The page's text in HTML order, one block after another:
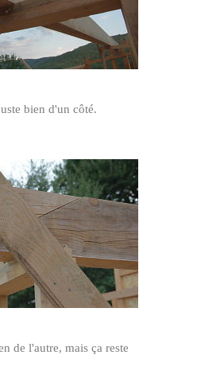
bien d'un côté.
de l'autre, mais ça reste